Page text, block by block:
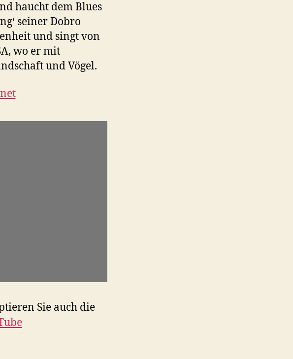
haucht dem Blues
seiner Dobro
und singt von
wo er mit
und Vögel.
Sie auch die